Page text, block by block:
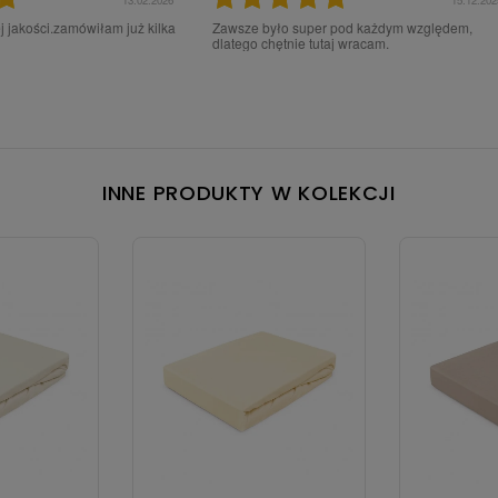
,zadowaloną z państwa
jestem zadowolona z Waszych produktów
INNE PRODUKTY W KOLEKCJI